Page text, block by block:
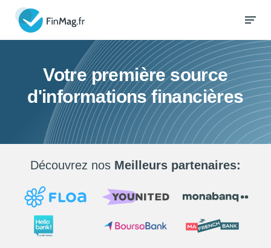
Votre première source
d'informations financières
Découvrez nos Meilleurs partenaires: